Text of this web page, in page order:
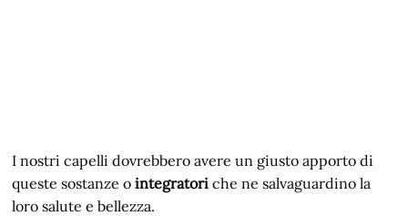
I nostri capelli dovrebbero avere un giusto apporto di
queste sostanze ointegratoriche ne salvaguardino la
loro salute e bellezza.